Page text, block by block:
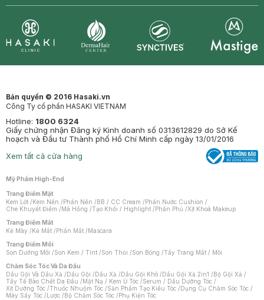
Bản quyền © 2016 Hasaki.vn
Công Ty cổ phần HASAKI VIETNAM
Hotline: 1800 6324
Giấy chứng nhận Đăng ký Kinh doanh số 0313612829 do Sở Kế
hoạch và Đầu tư Thành phố Hồ Chí Minh cấp ngày 13/01/2016
Xem tất cả cửa hàng
Mỹ Phẩm High-End
Trang Điểm Mặt
Kem Lót /Kem Nền /Phấn Nền /BB / CC Cream /Phấn Nước Cushion /
Che Khuyết Điểm /Má Hồng /Tạo Khối / Highlight /Phấn Phủ /Xịt Khoá Makeup
Trang Điểm Mắt
Kẻ Mày /Kẻ Mắt /Phấn Mắt /Mascara
Trang Điểm Môi
Son Dưỡng Môi /Son Kem / Tint /Son Thỏi /Son Bóng /Tẩy Trang Mắt / Môi
Chăm Sóc Tóc Và Da Đầu
Dầu Gội Và Dầu Xả /Dầu Gội /Dầu Xả /Dầu Gội Khô /Dầu Gội Xả 2in1 /Bộ Gội Xả /
Tẩy Tế Bào Chết Da Đầu /Mặt Nạ / Kem Ủ Tóc /Serum / Dầu Dưỡng Tóc /
Xịt Dưỡng Tóc /Thuốc Nhuộm Tóc /Sản Phẩm Tạo Kiểu Tóc /Dụng Cụ Chăm Sóc Tóc /
Máy Sấy Tóc /Lược /Bộ Chăm Sóc Tóc /Phụ Kiện Tóc